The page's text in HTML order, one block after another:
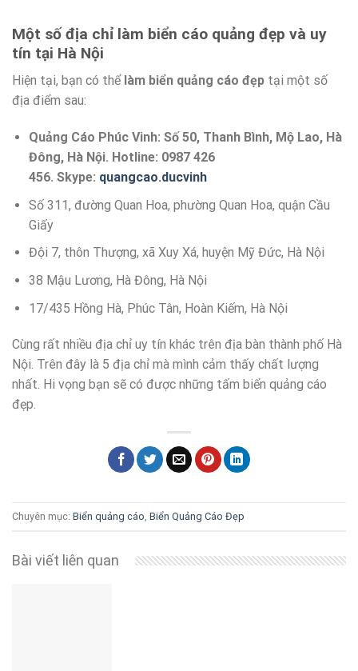
Một số địa chỉ làm biển cáo quảng đẹp và uy
tín tại Hà Nội
Hiện tại, bạn có thể làm biển quảng cáo đẹp tại một số
địa điểm sau:
Quảng Cáo Phúc Vinh: Số 50, Thanh Bình, Mộ Lao, Hà
Đông, Hà Nội. Hotline: 0987 426
456. Skype: quangcao.ducvinh
Số 311, đường Quan Hoa, phường Quan Hoa, quận Cầu
Giấy
Đội 7, thôn Thượng, xã Xuy Xá, huyện Mỹ Đức, Hà Nội
38 Mậu Lương, Hà Đông, Hà Nội
17/435 Hồng Hà, Phúc Tân, Hoàn Kiếm, Hà Nội
Cùng rất nhiều địa chỉ uy tín khác trên địa bàn thành phố Hà
Nội. Trên đây là 5 địa chỉ mà mình cảm thấy chất lượng
nhất. Hi vọng bạn sẽ có được những tấm biển quảng cáo
đẹp.
Chuyên mục: Biển quảng cáo Biển Quảng Cáo Đẹp
Bài viết liên quan